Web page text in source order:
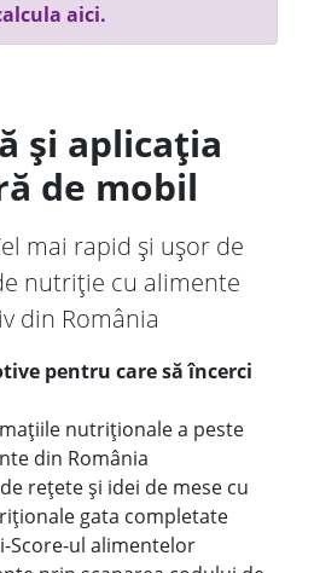
aici.
și aplicația
de mobil
mai rapid și ușor de
nutriție cu alimente
din România
pentru care să încerci
nutriționale a peste
din România
rețete și idei de mese cu
gata completate
Score-ul alimentelor